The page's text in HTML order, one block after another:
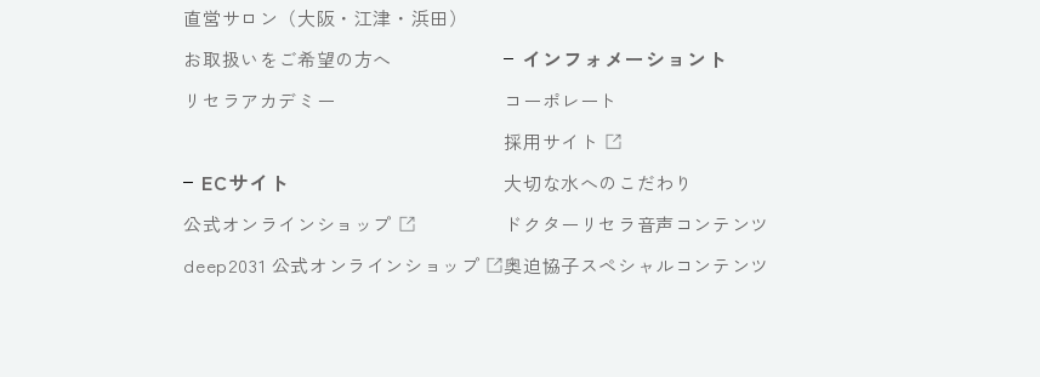
直営サロン（大阪・江津・浜田）
お取扱いをご希望の方へ
リセラアカデミー
ECサイト
公式オンラインショップ
deep2031 公式オンラインショップ
インフォメーショント
コーポレート
採用サイト
大切な水へのこだわり
ドクターリセラ音声コンテンツ
奥迫協子スペシャルコンテンツ